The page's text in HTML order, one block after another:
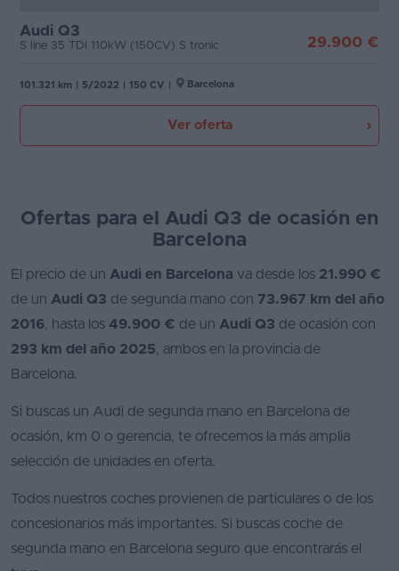
Audi Q3
S line 35 TDI 110kW (150CV) S tronic 29.900 €
101.321 km 5/2022 150 CV Barcelona
Ver oferta
Ofertas para el Audi Q3 de ocasión en
Barcelona
El precio de un Audi en Barcelona va desde los 21.990 €
de un Audi Q3 de segunda mano con 73.967 km del año
2016, hasta los 49.900 € de un Audi Q3 de ocasión con
293 km del año 2025, ambos en la provincia de
Barcelona.
Si buscas un Audi de segunda mano en Barcelona de
ocasión, km 0 o gerencia, te ofrecemos la más amplia
selección de unidades en oferta.
Todos nuestros coches provienen de particulares o de los
concesionarios más importantes. Si buscas coche de
segunda mano en Barcelona seguro que encontrarás el